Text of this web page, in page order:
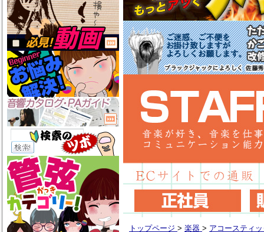
トップページ > 楽器 > アコースティ